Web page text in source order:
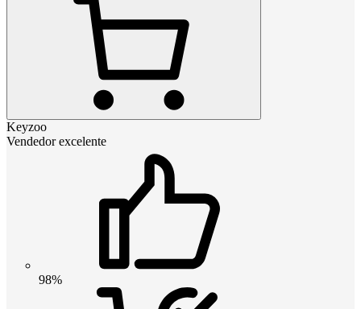
Keyzoo
Vendedor excelente
98%